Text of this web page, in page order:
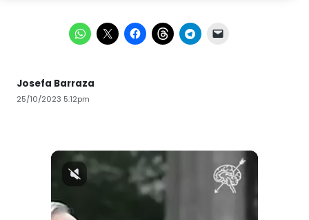
Josefa Barraza
25/10/2023 5:12pm